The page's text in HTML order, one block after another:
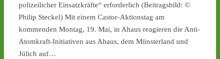
polizeilicher Einsatzkräfte“ erforderlich (Beitragsbild: ©
Philip Steckel) Mit einem Castor-Aktionstag am
kommenden Montag, 19. Mai, in Ahaus reagieren die Anti-
Atomkraft-Initiativen aus Ahaus, dem Münsterland und
Jülich auf…